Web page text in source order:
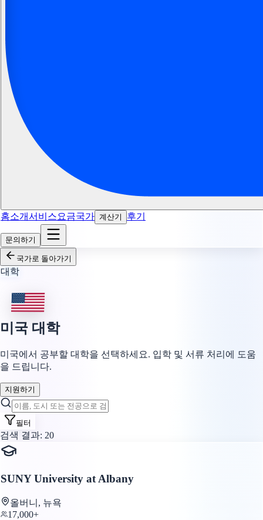
홈소개서비스요금국가 계산기 후기
문의하기
국가로 돌아가기
대학
미국 대학
미국에서 공부할 대학을 선택하세요. 입학 및 서류 처리에 도움
을 드립니다.
지원하기
필터
검색 결과: 20
SUNY University at Albany
올버니, 뉴욕
17,000+